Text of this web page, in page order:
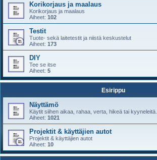
Korikorjaus ja maalaus
Korikorjaus ja maalaus
Aiheet: 102
Testit
Tuote- sekä laitetestit ja niistä keskustelut
Aiheet: 173
DIY
Tee se itse
Aiheet: 5
Esirippu
Näyttämö
Käytit siihen aikaa, rahaa, verta, hikeä tai
Aiheet: 1021
Projektit & käyttäjien autot
Projektit & käyttäjien autot
Aiheet: 10